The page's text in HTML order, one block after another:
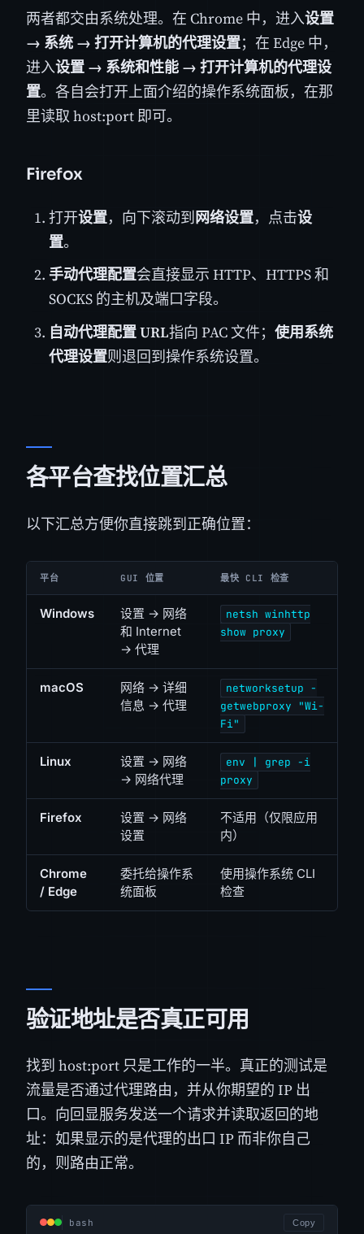
两者都交由系统处理。在 Chrome 中，进入设置
→ 系统 → 打开计算机的代理设置；在 Edge 中，
进入设置 → 系统和性能 → 打开计算机的代理设
置。各自会打开上面介绍的操作系统面板，在那
里读取 host:port 即可。
Firefox
打开设置，向下滚动到网络设置，点击设
置。
手动代理配置会直接显示 HTTP、HTTPS 和
SOCKS 的主机及端口字段。
自动代理配置 URL指向 PAC 文件； 使用系统
代理设置则退回到操作系统设置。
各平台查找位置汇总
以下汇总方便你直接跳到正确位置：
平台 GUI 位置 最快 CLI 检查
Windows
设置 → 网络
和 Internet
→ 代理
netsh winhttp
show proxy
macOS
网络 → 详细
信息 → 代理
networksetup -
getwebproxy "Wi-
Fi"
Linux
设置 → 网络
→ 网络代理
env | grep -i
proxy
Firefox
设置 → 网络
设置
不适用（仅限应用
内）
Chrome
/ Edge
委托给操作系
统面板
使用操作系统 CLI
检查
验证地址是否真正可用
找到 host:port 只是工作的一半。真正的测试是
流量是否通过代理路由，并从你期望的 IP 出
口。向回显服务发送一个请求并读取返回的地
址：如果显示的是代理的出口 IP 而非你自己
的，则路由正常。
bash Copy